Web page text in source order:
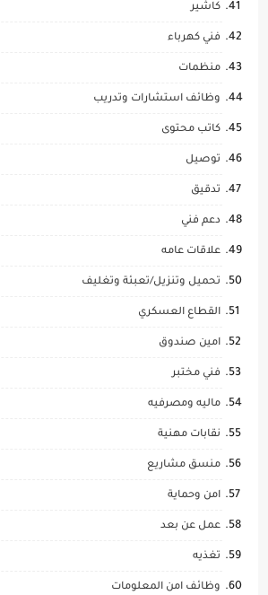
كاشير
فني كهرباء
منظمات
وظائف استشارات وتدريب
كاتب محتوى
توصيل
تدقيق
دعم فني
علاقات عامه
تحميل وتنزيل/تعبئة وتغليف
القطاع العسكري
امين صندوق
فني مختبر
ماليه ومصرفيه
نقابات مهنية
منسق مشاريع
امن وحماية
عمل عن بعد
تغذيه
وظائف امن المعلومات